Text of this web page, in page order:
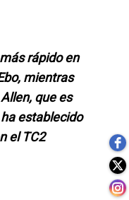
rápido en
mientras
que es
establecido
el TC2